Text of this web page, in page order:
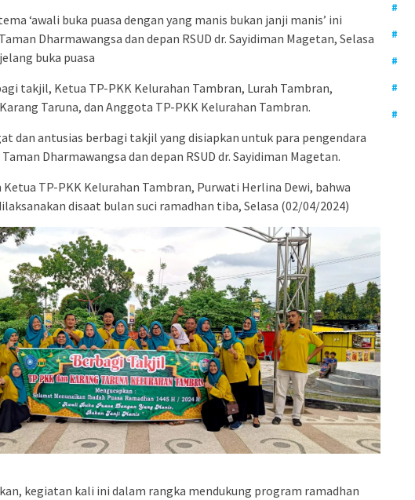
‘awali buka puasa dengan yang manis bukan janji manis’ ini
Dharmawangsa dan depan RSUD dr. Sayidiman Magetan, Selasa
buka puasa
takjil, Ketua TP-PKK Kelurahan Tambran, Lurah Tambran,
Taruna, dan Anggota TP-PKK Kelurahan Tambran.
dan antusias berbagi takjil yang disiapkan untuk para pengendara
Dharmawangsa dan depan RSUD dr. Sayidiman Magetan.
TP-PKK Kelurahan Tambran, Purwati Herlina Dewi, bahwa
disaat bulan suci ramadhan tiba, Selasa (02/04/2024)
kegiatan kali ini dalam rangka mendukung program ramadhan